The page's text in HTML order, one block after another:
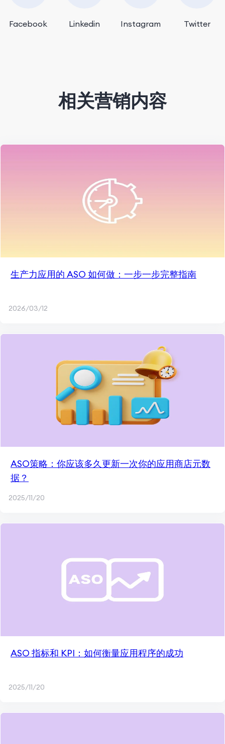
Facebook Linkedin Instagram Twitter
相关营销内容
生产力应用的 ASO 如何做：一步一步完整指南
2026/03/12
ASO策略：你应该多久更新一次你的应用商店元数
据？
2025/11/20
ASO 指标和 KPI：如何衡量应用程序的成功
2025/11/20